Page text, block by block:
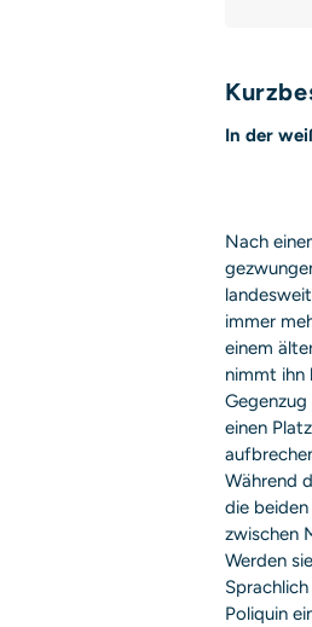
In der
Nach
immer
einem
nimmt ihn
einen
Während
die
zwischen
Werden
Poliquin